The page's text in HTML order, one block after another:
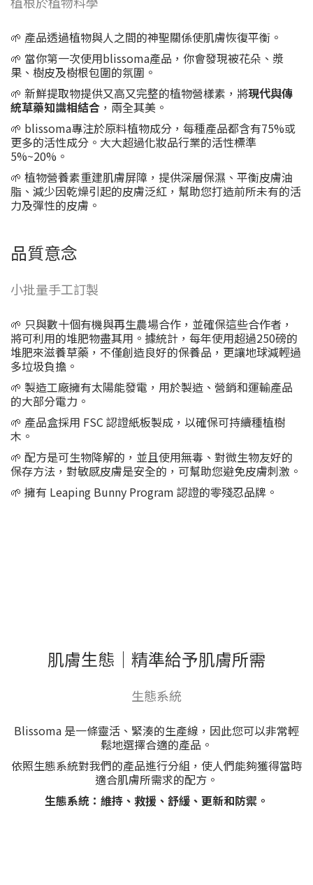
🌱 產品透過植物與人之間的神聖關係使肌膚恢復平衡。
🌱 當你第一次使用blissoma產品，你會發現被花朵、漿
果、樹皮及樹根包圍的氛圍。
🌱 新鮮提取物提供又高又完整的植物營樣素，將現代與傳
統草藥知識相結合 ，兩全其美。
🌱 blissoma專注於原料植物成分，每種產品都含有75%或
更多的活性成分。大大超過化妝品行業的活性標準
5%~20%。
🌱 植物營養素重建肌膚屏障，提供深層保濕、平衡皮膚油
脂、減少因乾燥引起的皮膚泛紅，幫助您打造前所未有的活
力及彈性的皮膚。
品質意念
小批量手工訂製
🌱 只與數十個有機與再生農場合作，並確保這些合作者，
將可利用的堆肥物盡其用。據統計，每年使用超過250磅的
堆肥來滋養草藥，不僅創造良好的保養品，更讓地球減輕過
多垃圾負擔。
🌱 製造工廠擁有太陽能發電，用於製造、營銷和運輸產品
的大部分電力。
🌱 產品盒採用 FSC 認證紙板製成，以確保可持續種植樹
木。
🌱 配方是可生物降解的，並且使用無毒、對微生物友好的
保存方法，對敏感皮膚是安全的，可幫助您避免皮膚刺激。
🌱 擁有 Leaping Bunny Program 認證的零殘忍品牌。
肌膚生態｜精準給予肌膚所需
生態系統
Blissoma 是一條靈活、緊湊的生產線，因此您可以非常輕
鬆地選擇合適的產品。
依照生態系統對我們的產品進行分組，使人們能夠獲得當時
適合肌膚所需求的配方。
生態系統：維持、救援、舒緩、更新和防禦。